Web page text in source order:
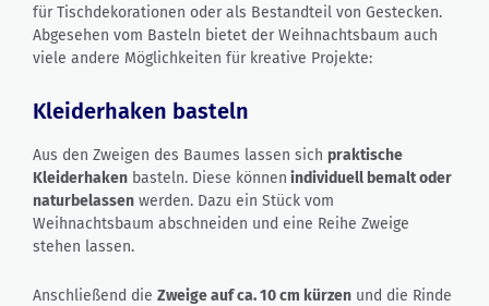
für Tischdekorationen oder als Bestandteil von Gestecken.
Abgesehen vom Basteln bietet der Weihnachtsbaum auch
viele andere Möglichkeiten für kreative Projekte:
Kleiderhaken basteln
Aus den Zweigen des Baumes lassen sich praktische
Kleiderhaken basteln. Diese können individuell bemalt oder
naturbelassen werden. Dazu ein Stück vom
Weihnachtsbaum abschneiden und eine Reihe Zweige
stehen lassen.
Anschließend die Zweige auf ca. 10 cm kürzen und die Rinde